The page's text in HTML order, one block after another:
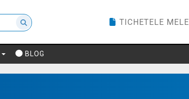
TICHETELE MELE
BLOG